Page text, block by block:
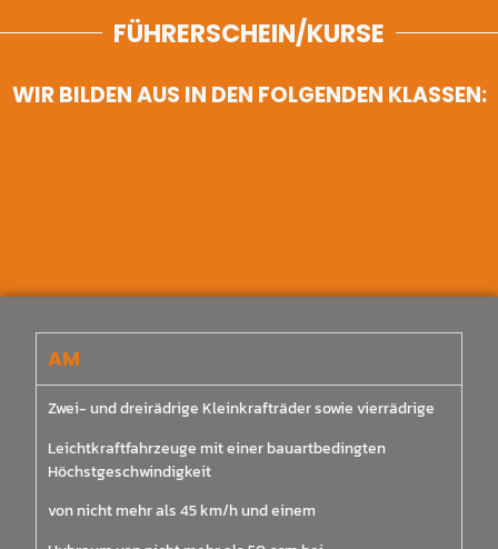
FÜHRERSCHEIN/KURSE
WIR BILDEN AUS IN DEN FOLGENDEN KLASSEN:
AM
Zwei- und dreirädrige Kleinkrafträder sowie vierrädrige
Leichtkraftfahrzeuge mit einer bauartbedingten
Höchstgeschwindigkeit
von nicht mehr als 45 km/h und einem